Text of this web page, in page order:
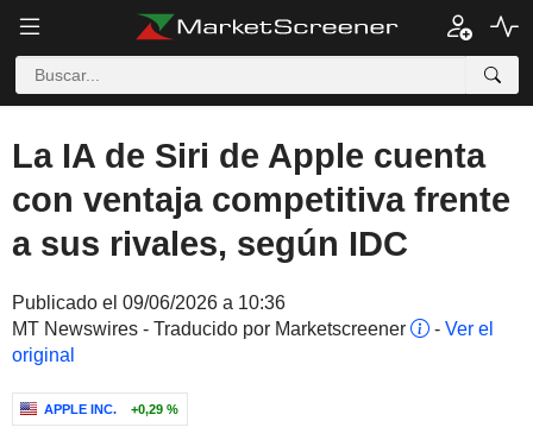
La IA de Siri de Apple cuenta
con ventaja competitiva frente
a sus rivales, según IDC
Publicado el 09/06/2026 a 10:36
MT Newswires - Traducido por Marketscreener
- Ver el
original
APPLE INC. +0,29 %